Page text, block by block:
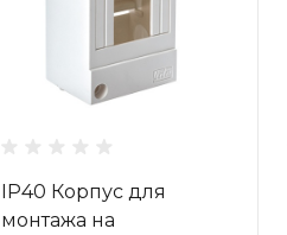
IP40 Корпус для
монтажа на